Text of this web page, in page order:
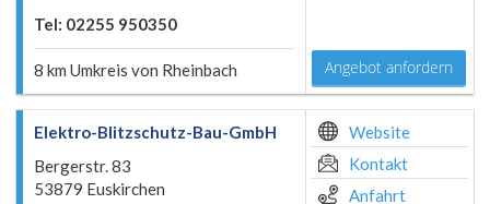
Tel: 02255 950350
8 km Umkreis von Rheinbach Angebot anfordern
Elektro-Blitzschutz-Bau-GmbH
Bergerstr. 83
53879 Euskirchen
Website
Kontakt
Anfahrt